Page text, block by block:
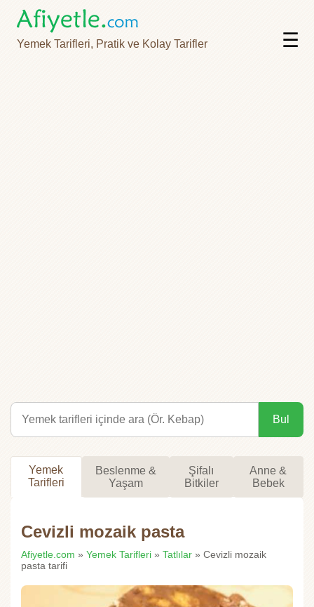
Yemek Tarifleri, Pratik ve Kolay Tarifler ☰
Bul
Yemek
Tarifleri
Beslenme &
Yaşam
Şifalı
Bitkiler
Anne &
Bebek
Cevizli mozaik pasta
Afiyetle.com » Yemek Tarifleri » Tatlılar » Cevizli mozaik
pasta tarifi